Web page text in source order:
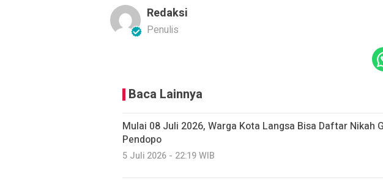
Redaksi
Penulis
Baca Lainnya
Mulai 08 Juli 2026, Warga Kota Langsa Bisa Daftar Nikah
Pendopo
5 Juli 2026 - 22:19 WIB